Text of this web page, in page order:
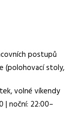
postupů
(polohovací stoly,
volné víkendy
| noční: 22:00–